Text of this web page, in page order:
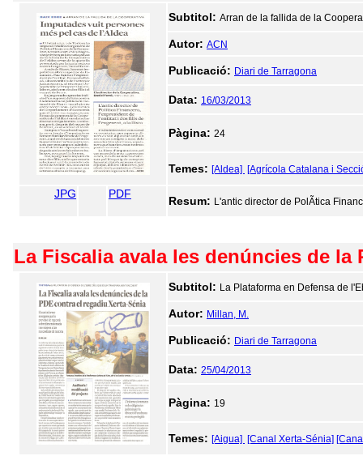
Subtitol: Arran de la fallida de la
Autor: ACN
Publicació: Diari de Tarragona
Data: 16/03/2013
Pàgina: 24
Temes: [Aldea] [Agrícola Catalana i
JPG PDF
Resum: L'antic director de PolÃ­tica
La Fiscalia avala les denúncies de la
Subtitol: La Plataforma en Defensa de
Autor: Millan, M.
Publicació: Diari de Tarragona
Data: 25/04/2013
Pàgina: 19
Temes: [Aigua] [Canal Xerta-Sénia]